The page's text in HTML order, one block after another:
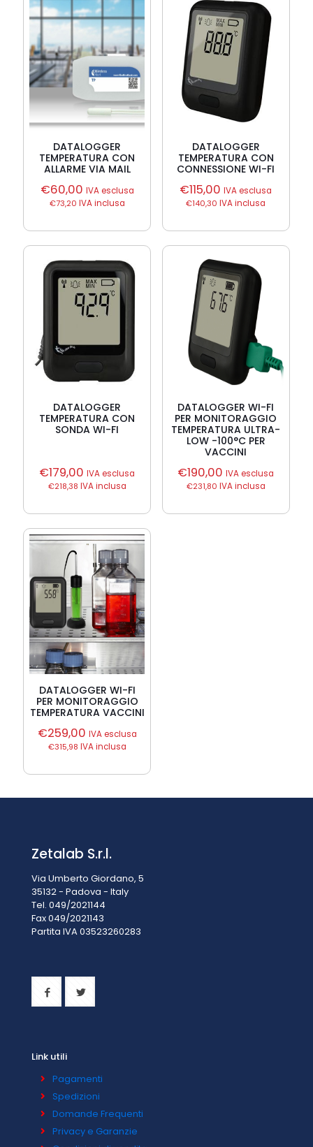
DATALOGGER
TEMPERATURA CON
ALLARME VIA MAIL
€60,00 IVA esclusa
€73,20 IVA inclusa
DATALOGGER
TEMPERATURA CON
CONNESSIONE WI-FI
€115,00 IVA esclusa
€140,30 IVA inclusa
DATALOGGER
TEMPERATURA CON
SONDA WI-FI
€179,00 IVA esclusa
€218,38 IVA inclusa
DATALOGGER WI-FI
PER MONITORAGGIO
TEMPERATURA ULTRA-
LOW -100°C PER
VACCINI
€190,00 IVA esclusa
€231,80 IVA inclusa
DATALOGGER WI-FI
PER MONITORAGGIO
TEMPERATURA VACCINI
€259,00 IVA esclusa
€315,98 IVA inclusa
Zetalab S.r.l.
Via Umberto Giordano, 5
35132 - Padova - Italy
Tel. 049/2021144
Fax 049/2021143
Partita IVA 03523260283
Link utili
Pagamenti
Spedizioni
Domande Frequenti
Privacy e Garanzie